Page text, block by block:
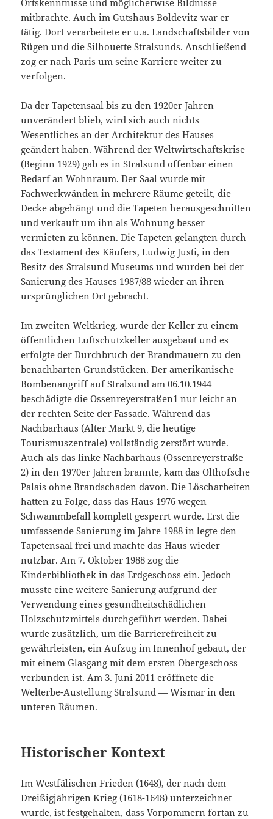
mitbrachte. Auch im Gutshaus Boldevitz war er
tätig. Dort verarbeitete er u.a. Landschaftsbilder von
Rügen und die Silhouette Stralsunds. Anschließend
zog er nach Paris um seine Karriere weiter zu
verfolgen.
Da der Tapetensaal bis zu den 1920er Jahren
unverändert blieb, wird sich auch nichts
Wesentliches an der Architektur des Hauses
geändert haben. Während der Weltwirtschaftskrise
(Beginn 1929) gab es in Stralsund offenbar einen
Bedarf an Wohnraum. Der Saal wurde mit
Fachwerkwänden in mehrere Räume geteilt, die
Decke abgehängt und die Tapeten herausgeschnitten
und verkauft um ihn als Wohnung besser
vermieten zu können. Die Tapeten gelangten durch
das Testament des Käufers, Ludwig Justi, in den
Besitz des Stralsund Museums und wurden bei der
Sanierung des Hauses 1987/88 wieder an ihren
ursprünglichen Ort gebracht.
Im zweiten Weltkrieg, wurde der Keller zu einem
öffentlichen Luftschutzkeller ausgebaut und es
erfolgte der Durchbruch der Brandmauern zu den
benachbarten Grundstücken. Der amerikanische
Bombenangriff auf Stralsund am 06.10.1944
beschädigte die Ossenreyerstraßen1 nur leicht an
der rechten Seite der Fassade. Während das
Nachbarhaus (Alter Markt 9, die heutige
Tourismuszentrale) vollständig zerstört wurde.
Auch als das linke Nachbarhaus (Ossenreyerstraße
2) in den 1970er Jahren brannte, kam das Olthofsche
Palais ohne Brandschaden davon. Die Löscharbeiten
hatten zu Folge, dass das Haus 1976 wegen
Schwammbefall komplett gesperrt wurde. Erst die
umfassende Sanierung im Jahre 1988 in legte den
Tapetensaal frei und machte das Haus wieder
nutzbar. Am 7. Oktober 1988 zog die
Kinderbibliothek in das Erdgeschoss ein. Jedoch
musste eine weitere Sanierung aufgrund der
Verwendung eines gesundheitschädlichen
Holzschutzmittels durchgeführt werden. Dabei
wurde zusätzlich, um die Barrierefreiheit zu
gewährleisten, ein Aufzug im Innenhof gebaut, der
mit einem Glasgang mit dem ersten Obergeschoss
verbunden ist. Am 3. Juni 2011 eröffnete die
Welterbe-Austellung Stralsund — Wismar in den
unteren Räumen.
Historischer Kontext
Im Westfälischen Frieden (1648), der nach dem
Dreißigjährigen Krieg (1618-1648) unterzeichnet
wurde, ist festgehalten, dass Vorpommern fortan zu